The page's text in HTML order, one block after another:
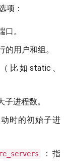
项：
。
的用户和组。
比如static、
子进程数。
时的初始子进
：指